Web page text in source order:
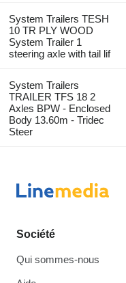
System Trailers TESH
10 TR PLY WOOD
System Trailer 1
steering axle with tail lif
System Trailers
TRAILER TFS 18 2
Axles BPW - Enclosed
Body 13.60m - Tridec
Steer
Société
Qui sommes-nous